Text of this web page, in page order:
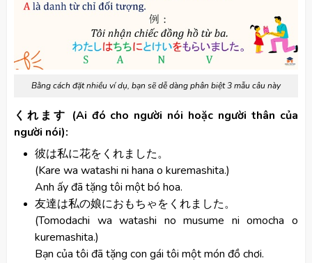
Bằng cách đặt nhiều ví dụ, bạn sẽ dễ dàng phân biệt 3 mẫu câu này
くれます (Ai đó cho người nói hoặc người thân của
người nói):
彼は私に花をくれました。
(Kare wa watashi ni hana o kuremashita.)
Anh ấy đã tặng tôi một bó hoa.
友達は私の娘におもちゃをくれました。
(Tomodachi wa watashi no musume ni omocha o
kuremashita.)
Bạn của tôi đã tặng con gái tôi một món đồ chơi.